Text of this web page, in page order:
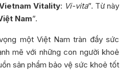
Vitality: Vi-vita”. Từ này
Nam”.
một Việt Nam tràn đầy sức
mẽ với những con người khoẻ
sản phẩm bảo vệ sức khoẻ tốt